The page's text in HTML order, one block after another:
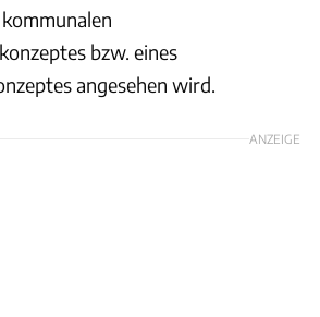
bzw. eines
angesehen wird.
ANZEIGE